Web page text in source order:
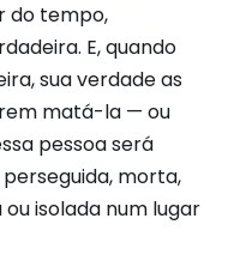
do tempo,
E, quando
sua verdade as
matá-la — ou
pessoa será
morta,
isolada num lugar